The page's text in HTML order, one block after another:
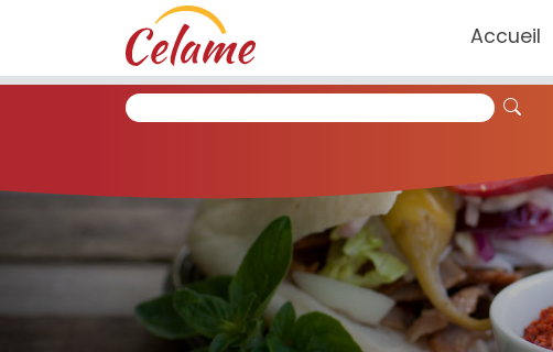
Accueil
Panneau de gestion des cookies